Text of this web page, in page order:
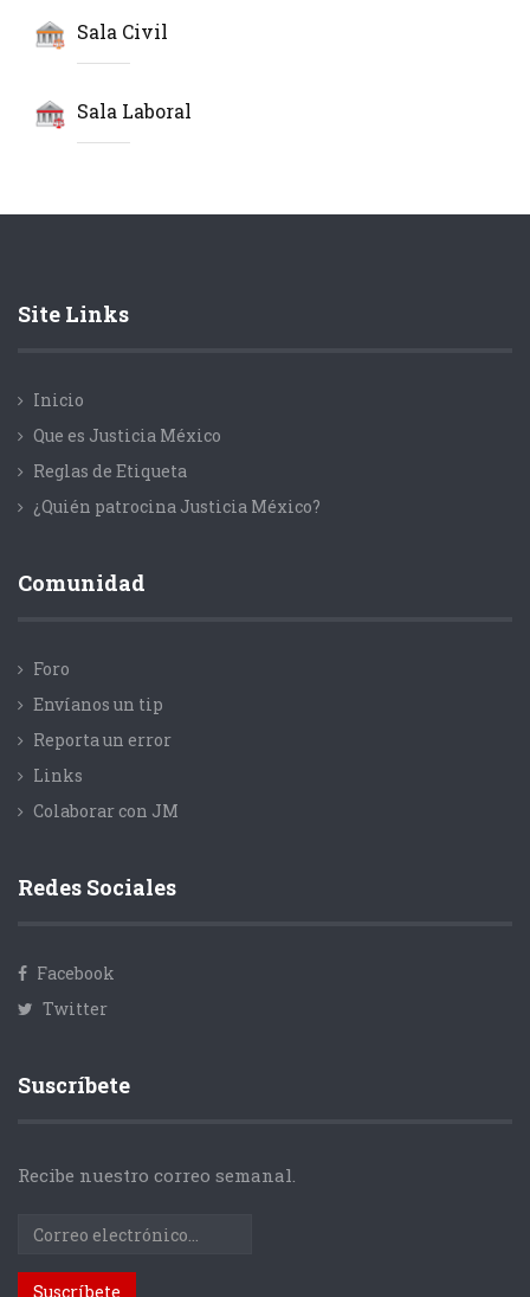
Sala Civil
Sala Laboral
Site Links
Inicio
Que es Justicia México
Reglas de Etiqueta
¿Quién patrocina Justicia México?
Comunidad
Foro
Envíanos un tip
Reporta un error
Links
Colaborar con JM
Redes Sociales
Facebook
Twitter
Suscríbete
Recibe nuestro correo semanal.